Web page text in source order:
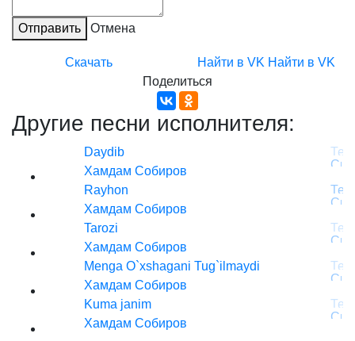
Отправить Отмена
Скачать Найти в VK Найти в VK
Поделиться
Другие песни исполнителя:
Daydib
Хамдам Собиров
Rayhon
Хамдам Собиров
Tarozi
Хамдам Собиров
Menga O`xshagani Tug`ilmaydi
Хамдам Собиров
Kuma janim
Хамдам Собиров